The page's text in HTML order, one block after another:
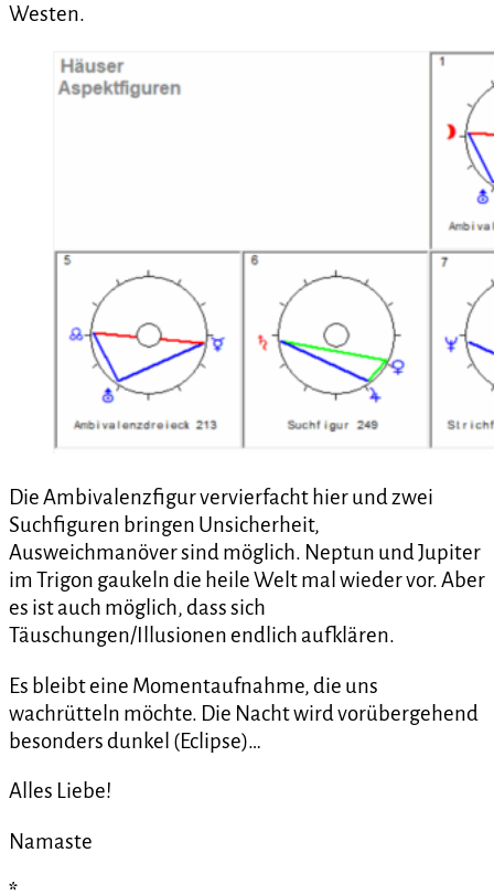
Westen.
Die Ambivalenzfigur vervierfacht hier und zwei
Suchfiguren bringen Unsicherheit,
Ausweichmanöver sind möglich. Neptun und Jupiter
im Trigon gaukeln die heile Welt mal wieder vor. Aber
es ist auch möglich, dass sich
Täuschungen/Illusionen endlich aufklären.
Es bleibt eine Momentaufnahme, die uns
wachrütteln möchte. Die Nacht wird vorübergehend
besonders dunkel (Eclipse)…
Alles Liebe!
Namaste